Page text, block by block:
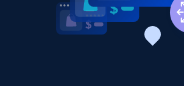
Etsy - Collects data from shop's
URL, Product id, Listing inventory id,
Reviews count shop, Reviews count